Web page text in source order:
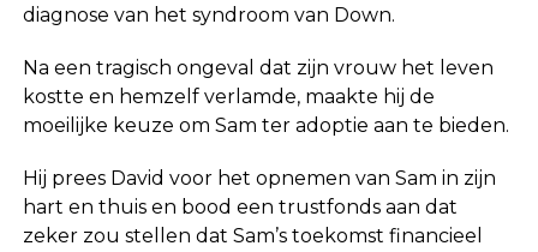
diagnose van het syndroom van Down.
Na een tragisch ongeval dat zijn vrouw het leven
kostte en hemzelf verlamde, maakte hij de
moeilijke keuze om Sam ter adoptie aan te bieden.
Hij prees David voor het opnemen van Sam in zijn
hart en thuis en bood een trustfonds aan dat
zeker zou stellen dat Sam’s toekomst financieel